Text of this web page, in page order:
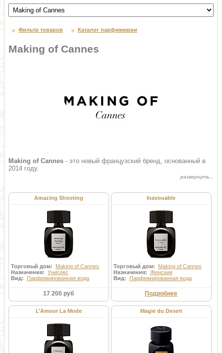
Фильтр товаров Каталог парфюмерии
Making of Cannes
Making of Cannes - это новый французский бренд, основанный в
2014 году.
Amazing Shooting
Торговый дом: Making of Cannes
Назначения: Унисекс
Вид: Парфюмированная вода
17 200 руб
Inavouable
Торговый дом: Making of Cannes
Назначения: Женские
Вид: Парфюмированная вода
Подробнее
L’Amour La Mode Magie du Desert